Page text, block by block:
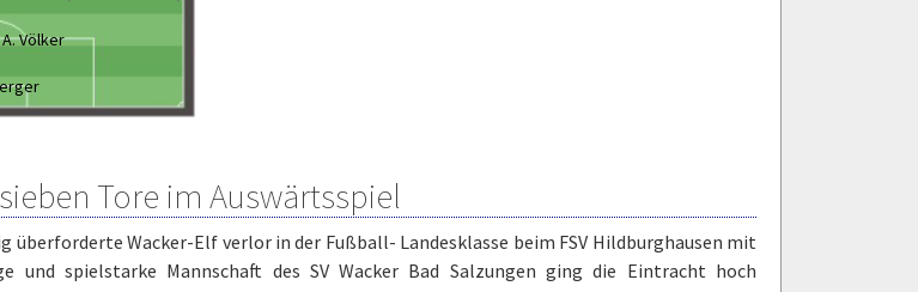
A. Völker
Tore im Auswärtsspiel
überforderte Wacker-Elf verlor in der Fußball- Landesklasse beim FSV Hildburghausen mit
und spielstarke Mannschaft des SV Wacker Bad Salzungen ging die Eintracht hoch